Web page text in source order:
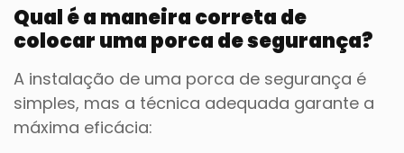
Qual é a maneira correta de
colocar uma porca de segurança?
A instalação de uma porca de segurança é
simples, mas a técnica adequada garante a
máxima eficácia: